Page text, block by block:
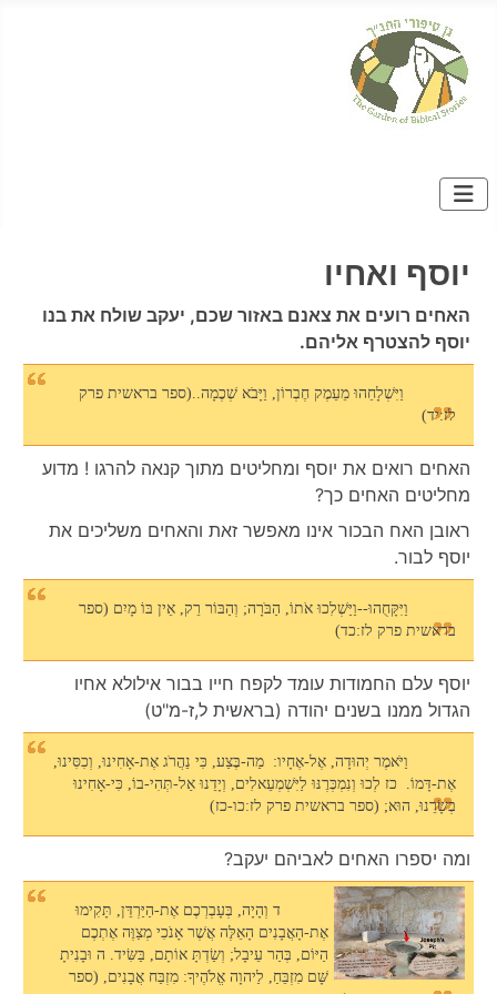
יוסף ואחיו
האחים רועים את צאנם באזור שכם, יעקב שולח את בנו
יוסף להצטרף אליהם.
וַיִּשְׁלָחֵהוּ מֵעֵמֶק חֶבְרוֹן, וַיָּבֹא שְׁכֶמָה..(ספר בראשית פרק
לז:יד)
האחים רואים את יוסף ומחליטים מתוך קנאה להרגו ! מדוע
מחליטים האחים כך?
ראובן האח הבכור אינו מאפשר זאת והאחים משליכים את
יוסף לבור.
וַיִּקָּחֻהוּ--וַיַּשְׁלִכוּ אֹתוֹ, הַבֹּרָה; וְהַבּוֹר רֵק, אֵין בּוֹ מָיִם (ספר
בראשית פרק לז:כד)
יוסף עלם החמודות עומד לקפח חייו בבור אילולא אחיו
הגדול ממנו בשנים יהודה (בראשית ל,ז-מ"ט)
וַיֹּאמֶר יְהוּדָה, אֶל-אֶחָיו: מַה-בֶּצַע, כִּי נַהֲרֹג אֶת-אָחִינוּ, וְכִסִּינוּ,
אֶת-דָּמוֹ. כז לְכוּ וְנִמְכְּרֶנּוּ לַיִּשְׁמְעֵאלִים, וְיָדֵנוּ אַל-תְּהִי-בוֹ, כִּי-אָחִינוּ
בְשָׂרֵנוּ, הוּא; (ספר בראשית פרק לז:כו-כז)
ומה יספרו האחים לאביהם יעקב?
ד וְהָיָה, בְּעָבְרְכֶם אֶת-הַיַּרְדֵּן, תָּקִימוּ
אֶת-הָאֲבָנִים הָאֵלֶּה אֲשֶׁר אָנֹכִי מְצַוֶּה אֶתְכֶם
הַיּוֹם, בְּהַר עֵיבָל; וְשַׂדְתָּ אוֹתָם, בַּשִּׂיד. ה וּבָנִיתָ
שָּׁם מִזְבֵּחַ, לַיהוָה אֱלֹהֶיךָ: מִזְבַּח אֲבָנִים, (ספר